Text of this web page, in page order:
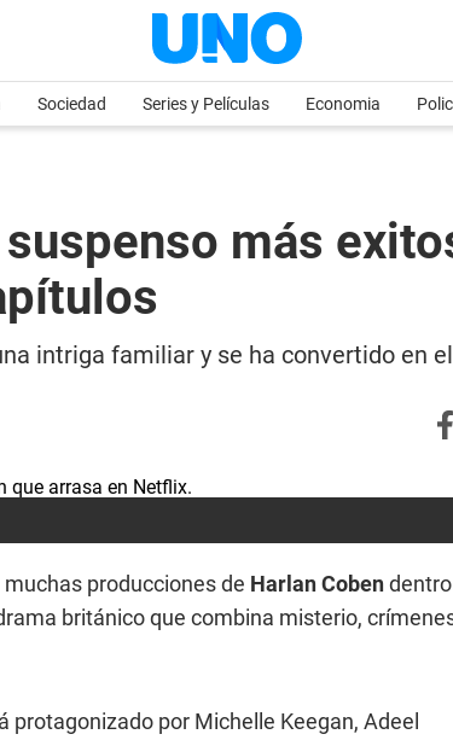
Sociedad Series y Películas Economia
más
intriga familiar y se ha convertido en
producciones de Harlan Cobendentro
británico que combina misterio,
por Michelle Keegan, Adeel